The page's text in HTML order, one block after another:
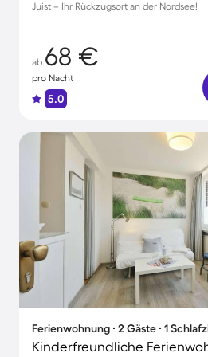
Juist – Ihr Rückzugsort an der Nordsee!
ab 68 €
pro Nacht
5.0
Ferienwohnung ∙ 2 Gäste ∙ 1